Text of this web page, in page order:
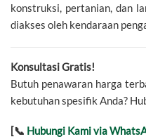
konstruksi, pertanian, dan
diakses oleh kendaraan
Konsultasi Gratis!
Butuh penawaran harga
kebutuhan spesifik Anda?
[📞 Hubungi Kami via